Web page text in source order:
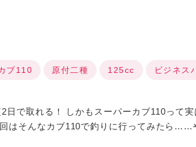
ブ110 原付二種 125cc ビジネス
日で取れる！ しかもスーパーカブ110って
はそんなカブ110で釣りに行ってみたら……